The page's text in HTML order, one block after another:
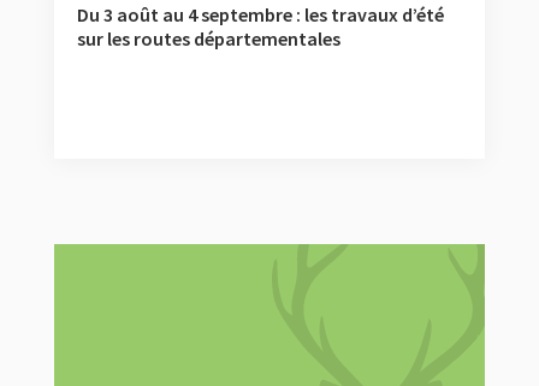
Du 3 août au 4 septembre : les travaux d’été
sur les routes départementales